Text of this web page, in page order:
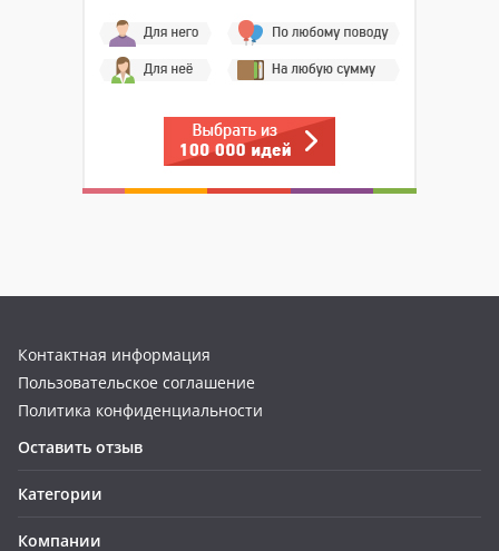
Контактная информация
Пользовательское соглашение
Политика конфиденциальности
Оставить отзыв
Категории
Компании